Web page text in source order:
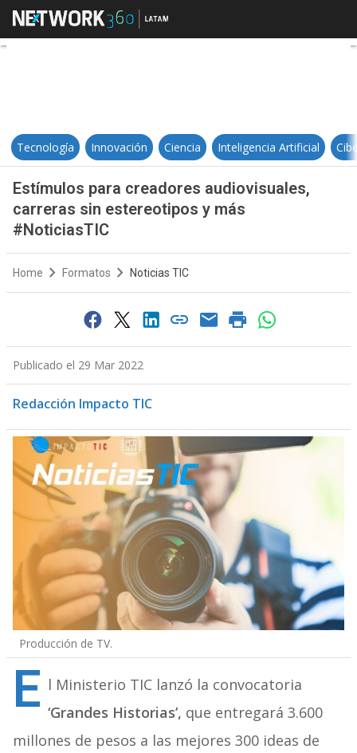
Estímulos para creadores
Tecnología Innovación Ciencia Inteligencia Artificial
Estímulos para creadores audiovisuales,
carreras sin estereotipos y más
#NoticiasTIC
Home Formatos Noticias TIC
Publicado el 29 Mar 2022
Redacción Impacto TIC
Producción de TV.
E l Ministerio TIC lanzó la convocatoria
‘Grandes Historias’, que entregará 3.600
millones de pesos a las mejores 300 ideas de